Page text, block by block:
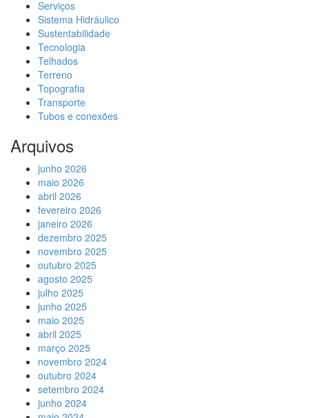
Serviços
Sistema Hidráulico
Sustentabilidade
Tecnologia
Telhados
Terreno
Topografia
Transporte
Tubos e conexões
Arquivos
junho 2026
maio 2026
abril 2026
fevereiro 2026
janeiro 2026
dezembro 2025
novembro 2025
outubro 2025
agosto 2025
julho 2025
junho 2025
maio 2025
abril 2025
março 2025
novembro 2024
outubro 2024
setembro 2024
junho 2024